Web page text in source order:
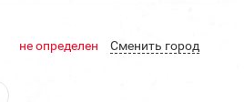
не определен Cменить город